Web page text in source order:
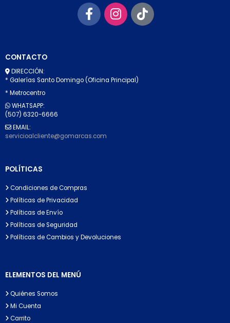
CONTACTO
DIRECCIÓN:
* Galerías Santo Domingo (Oficina Principal)
* Metrocentro
WHATSAPP:
(507) 6320-6666
EMAIL:
servicioalcliente@gomarcas.com
POLÍTICAS
Condiciones de Compras
Políticas de Privacidad
Políticas de Envío
Políticas de Seguridad
Políticas de Cambios y Devoluciones
ELEMENTOS DEL MENÚ
Quiénes Somos
Mi Cuenta
Carrito